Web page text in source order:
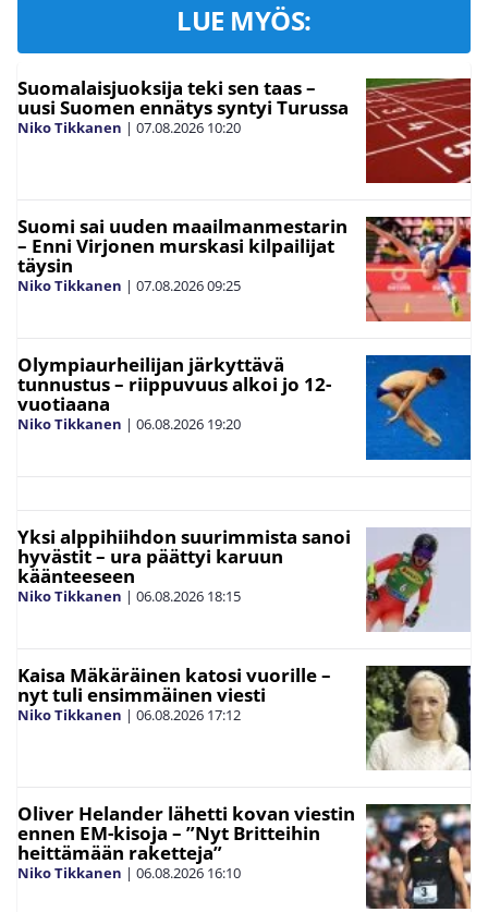
LUE MYÖS:
Suomalaisjuoksija teki sen taas –
uusi Suomen ennätys syntyi Turussa
Niko Tikkanen | 07.08.2026 10:20
Suomi sai uuden maailmanmestarin
– Enni Virjonen murskasi kilpailijat
täysin
Niko Tikkanen | 07.08.202609:25
Olympiaurheilijan järkyttävä
tunnustus – riippuvuus alkoi jo 12-
vuotiaana
Niko Tikkanen | 06.08.2026 19:20
Yksi alppihiihdon suurimmista sanoi
hyvästit – ura päättyi karuun
käänteeseen
Niko Tikkanen | 06.08.2026 18:15
Kaisa Mäkäräinen katosi vuorille –
nyt tuli ensimmäinen viesti
Niko Tikkanen | 06.08.2026 17:12
Oliver Helander lähetti kovan viestin
ennen EM-kisoja – ”Nyt Britteihin
heittämään raketteja”
Niko Tikkanen | 06.08.2026 16:10